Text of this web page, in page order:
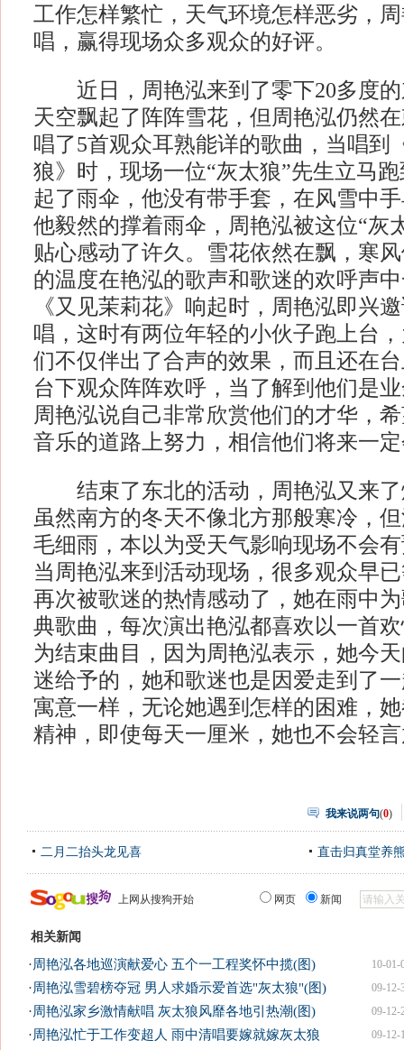
工作怎样繁忙，天气环境怎样恶劣，
唱，赢得现场众多观众的好评。
近日，周艳泓来到了零下20多度的
天空飘起了阵阵雪花，但周艳泓仍然
唱了5首观众耳熟能详的歌曲，当唱到
狼》时，现场一位“灰太狼”先生立马
起了雨伞，他没有带手套，在风雪中
他毅然的撑着雨伞，周艳泓被这位“灰
贴心感动了许久。雪花依然在飘，寒
的温度在艳泓的歌声和歌迷的欢呼声
《又见茉莉花》响起时，周艳泓即兴
唱，这时有两位年轻的小伙子跑上台
们不仅伴出了合声的效果，而且还在
台下观众阵阵欢呼，当了解到他们是
周艳泓说自己非常欣赏他们的才华，
音乐的道路上努力，相信他们将来一
结束了东北的活动，周艳泓又来了
虽然南方的冬天不像北方那般寒冷，
毛细雨，本以为受天气影响现场不会
当周艳泓来到活动现场，很多观众早
再次被歌迷的热情感动了，她在雨中
典歌曲，每次演出艳泓都喜欢以一首
为结束曲目，因为周艳泓表示，她今
迷给予的，她和歌迷也是因爱走到了
寓意一样，无论她遇到怎样的困难，
精神，即使每天一厘米，她也不会轻
我来说两句(0)
二月二抬头龙见喜 直击归真堂养
上网从搜狗开始 网页 新闻
相关新闻
10-01-
·周艳泓各地巡演献爱心 五个一工程奖怀中揽(图)
09-12-
·周艳泓雪碧榜夺冠 男人求婚示爱首选"灰太狼"(图)
09-12-
·周艳泓家乡激情献唱 灰太狼风靡各地引热潮(图)
09-12-
·周艳泓忙于工作变超人 雨中清唱要嫁就嫁灰太狼